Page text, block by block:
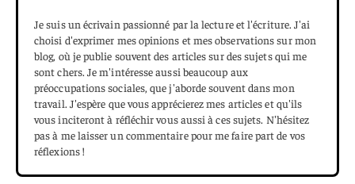
Je suis un écrivain passionné par la lecture et l'écriture. J'ai
choisi d'exprimer mes opinions et mes observations sur mon
blog, où je publie souvent des articles sur des sujets qui me
sont chers. Je m'intéresse aussi beaucoup aux
préoccupations sociales, que j'aborde souvent dans mon
travail. J'espère que vous apprécierez mes articles et qu'ils
vous inciteront à réfléchir vous aussi à ces sujets. N'hésitez
pas à me laisser un commentaire pour me faire part de vos
réflexions !